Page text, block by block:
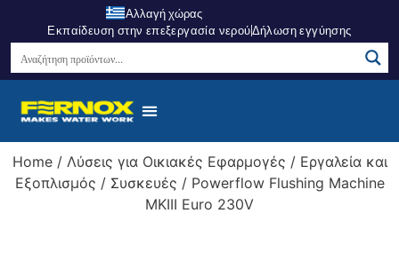
Αλλαγή χώρας
Εκπαίδευση στην επεξεργασία νερούΔήλωση εγγύησης
Home/ Λύσεις για Οικιακές Εφαρμογές / Εργαλεία και
Εξοπλισμός / Συσκευές / Powerflow Flushing Machine
MKIII Euro 230V